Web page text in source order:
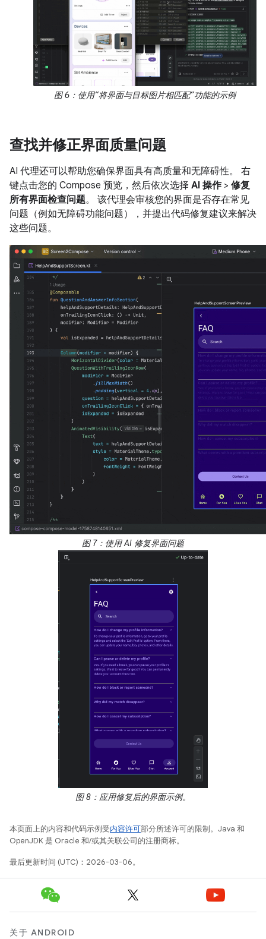
图 6：使用“将界面与目标图片相匹配”功能的示例
查找并修正界面质量问题
AI 代理还可以帮助您确保界面具有高质量和无障碍性。 右
键点击您的 Compose 预览，然后依次选择 AI 操作> 修复
所有界面检查问题。 该代理会审核您的界面是否存在常见
问题（例如无障碍功能问题），并提出代码修复建议来解决
这些问题。
图 7：使用 AI 修复界面问题
图 8：应用修复后的界面示例。
本页面上的内容和代码示例受内容许可部分所述许可的限制。Java 和
OpenJDK 是 Oracle 和/或其关联公司的注册商标。
最后更新时间 (UTC)：2026-03-06。
关于 ANDROID